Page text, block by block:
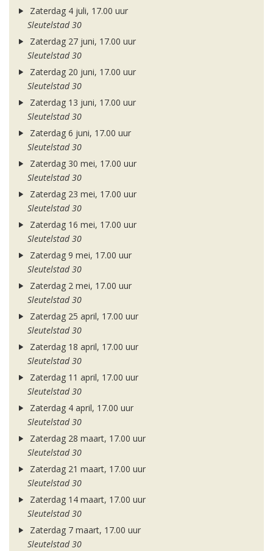
Zaterdag 4 juli, 17.00 uur
Sleutelstad 30
Zaterdag 27 juni, 17.00 uur
Sleutelstad 30
Zaterdag 20 juni, 17.00 uur
Sleutelstad 30
Zaterdag 13 juni, 17.00 uur
Sleutelstad 30
Zaterdag 6 juni, 17.00 uur
Sleutelstad 30
Zaterdag 30 mei, 17.00 uur
Sleutelstad 30
Zaterdag 23 mei, 17.00 uur
Sleutelstad 30
Zaterdag 16 mei, 17.00 uur
Sleutelstad 30
Zaterdag 9 mei, 17.00 uur
Sleutelstad 30
Zaterdag 2 mei, 17.00 uur
Sleutelstad 30
Zaterdag 25 april, 17.00 uur
Sleutelstad 30
Zaterdag 18 april, 17.00 uur
Sleutelstad 30
Zaterdag 11 april, 17.00 uur
Sleutelstad 30
Zaterdag 4 april, 17.00 uur
Sleutelstad 30
Zaterdag 28 maart, 17.00 uur
Sleutelstad 30
Zaterdag 21 maart, 17.00 uur
Sleutelstad 30
Zaterdag 14 maart, 17.00 uur
Sleutelstad 30
Zaterdag 7 maart, 17.00 uur
Sleutelstad 30